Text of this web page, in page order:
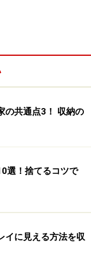
だいたところ、
貨などがぎっし
多いだけではな
ので、中身を把
どれが誰のモノ
なっているよう
っている（右）
の共通点3！ 収納の
選！捨てるコツで
イに見える方法を収